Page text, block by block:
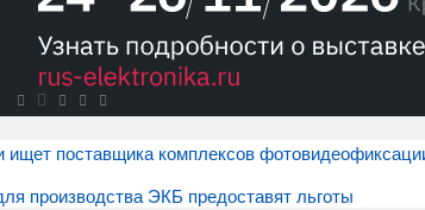
поставщика комплексов
производства ЭКБ предоставят льготы